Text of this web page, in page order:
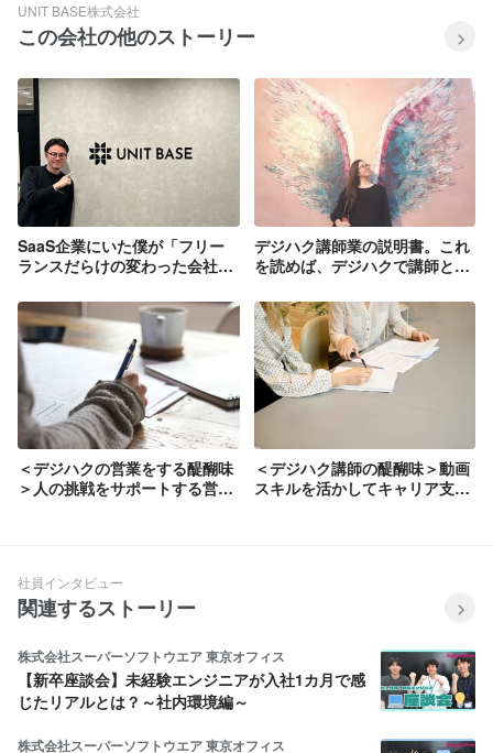
UNIT BASE株式会社
この会社の他のストーリー
SaaS企業にいた僕が「フリー
ランスだらけの変わった会社」
デジハク講師業の説明書。これ
を読めば、デジハクで講師とし
いてみました。
＜デジハクの営業をする醍醐味
＞人の挑戦をサポートする営業
＜デジハク講師の醍醐味＞動画
スキルを活かしてキャリア支援
社員インタビュー
関連するストーリー
株式会社スーパーソフトウエア 東京オフィス
【新卒座談会】未経験エンジニアが入社1カ月で感
じたリアルとは？～社内環境編～
株式会社スーパーソフトウエア 東京オフィス